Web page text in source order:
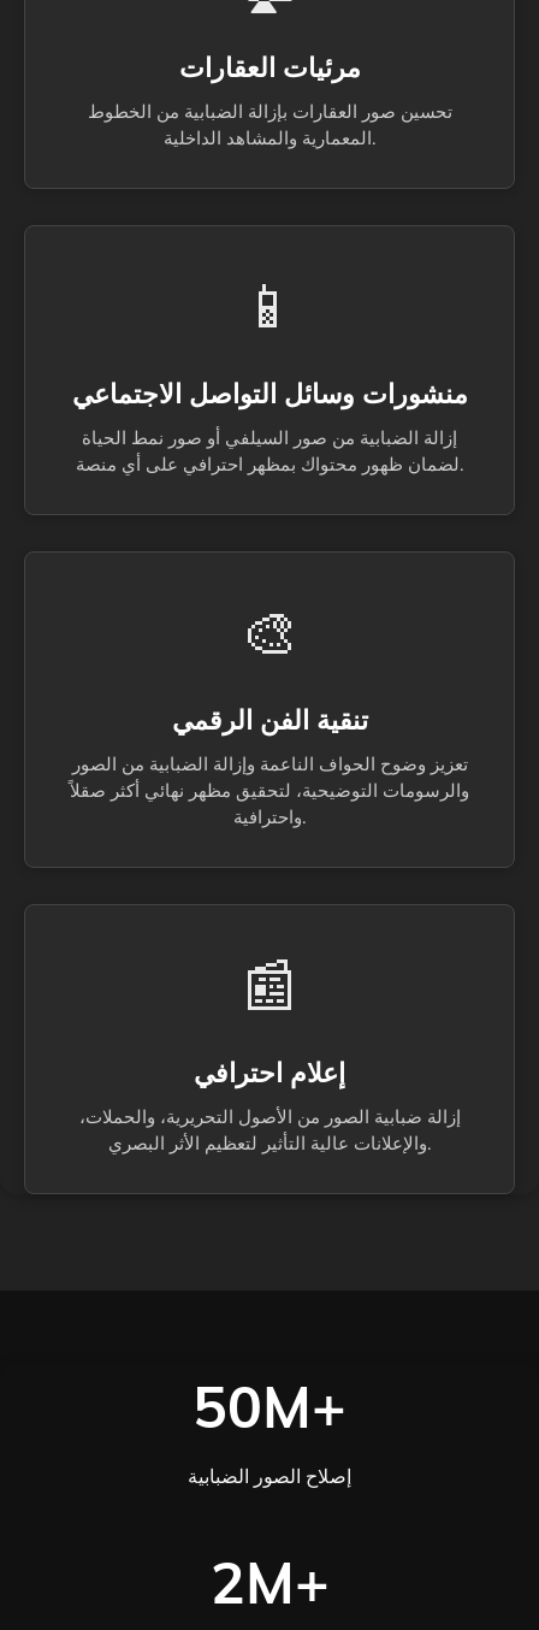
مرئيات العقارات
تحسين صور العقارات بإزالة الضبابية من الخطوط
المعمارية والمشاهد الداخلية.
📱
منشورات وسائل التواصل الاجتماعي
إزالة الضبابية من صور السيلفي أو صور نمط الحياة
لضمان ظهور محتواك بمظهر احترافي على أي منصة.
🎨
تنقية الفن الرقمي
تعزيز وضوح الحواف الناعمة وإزالة الضبابية من الصور
والرسومات التوضيحية، لتحقيق مظهر نهائي أكثر صقلاً
واحترافية.
📰
إعلام احترافي
إزالة ضبابية الصور من الأصول التحريرية، والحملات،
والإعلانات عالية التأثير لتعظيم الأثر البصري.
50M+
إصلاح الصور الضبابية
2M+